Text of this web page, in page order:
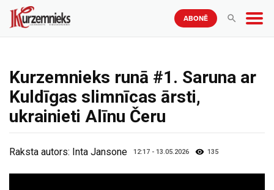
ABONĒ
Kurzemnieks runā #1. Saruna ar
Kuldīgas slimnīcas ārsti,
ukrainieti Alīnu Čeru
Raksta autors: Inta Jansone 12:17 - 13.05.2026 135